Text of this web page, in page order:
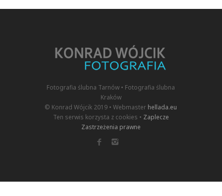
Fotografia ślubna Tarnów • Fotografia ślubna
Kraków
© Konrad Wójcik 2019 • Webmaster hellada.eu
Ten serwis korzysta z cookies • Zaplecze
Zastrzeżenia prawne